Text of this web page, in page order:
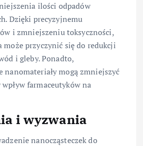
ilości odpadów
Dzięki precyzyjnemu
i zmniejszeniu toksyczności,
przyczynić się do redukcji
i gleby. Ponadto,
nanomateriały mogą zmniejszyć
farmaceutyków na
i wyzwania
nanocząsteczek do